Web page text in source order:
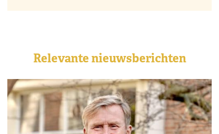
Relevante nieuwsberichten